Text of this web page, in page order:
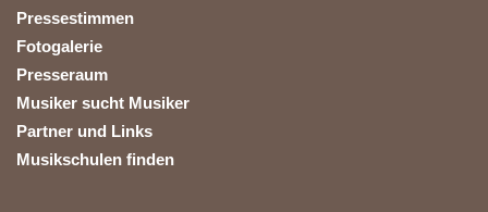
Pressestimmen
Fotogalerie
Presseraum
Musiker sucht Musiker
Partner und Links
Musikschulen finden